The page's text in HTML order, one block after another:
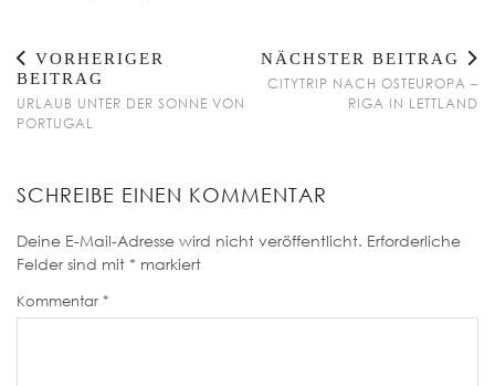
VORHERIGER
BEITRAG
URLAUB UNTER DER SONNE VON
PORTUGAL
NÄCHSTER BEITRAG
CITYTRIP NACH OSTEUROPA –
RIGA IN LETTLAND
SCHREIBE EINEN KOMMENTAR
Deine E-Mail-Adresse wird nicht veröffentlicht. Erforderliche
Felder sind mit * markiert
Kommentar *